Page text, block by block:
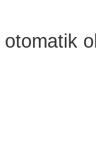
otomatik